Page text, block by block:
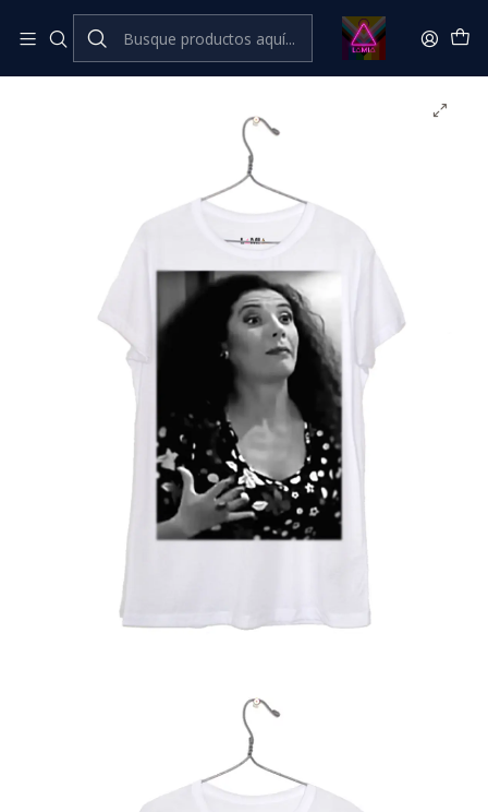
Inicio Catálogo Classic Olguita Marina #1